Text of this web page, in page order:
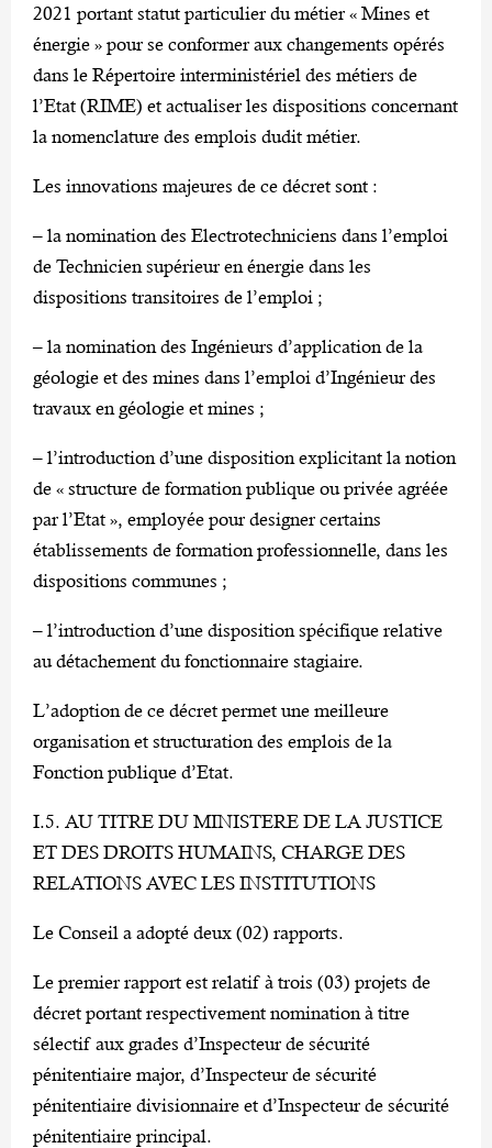
2021 portant statut particulier du métier « Mines et
énergie » pour se conformer aux changements opérés
dans le Répertoire interministériel des métiers de
l’Etat (RIME) et actualiser les dispositions concernant
la nomenclature des emplois dudit métier.
Les innovations majeures de ce décret sont :
– la nomination des Electrotechniciens dans l’emploi
de Technicien supérieur en énergie dans les
dispositions transitoires de l’emploi ;
– la nomination des Ingénieurs d’application de la
géologie et des mines dans l’emploi d’Ingénieur des
travaux en géologie et mines ;
– l’introduction d’une disposition explicitant la notion
de « structure de formation publique ou privée agréée
par l’Etat », employée pour designer certains
établissements de formation professionnelle, dans les
dispositions communes ;
– l’introduction d’une disposition spécifique relative
au détachement du fonctionnaire stagiaire.
L’adoption de ce décret permet une meilleure
organisation et structuration des emplois de la
Fonction publique d’Etat.
I.5. AU TITRE DU MINISTERE DE LA JUSTICE
ET DES DROITS HUMAINS, CHARGE DES
RELATIONS AVEC LES INSTITUTIONS
Le Conseil a adopté deux (02) rapports.
Le premier rapport est relatif à trois (03) projets de
décret portant respectivement nomination à titre
sélectif aux grades d’Inspecteur de sécurité
pénitentiaire major, d’Inspecteur de sécurité
pénitentiaire divisionnaire et d’Inspecteur de sécurité
pénitentiaire principal.